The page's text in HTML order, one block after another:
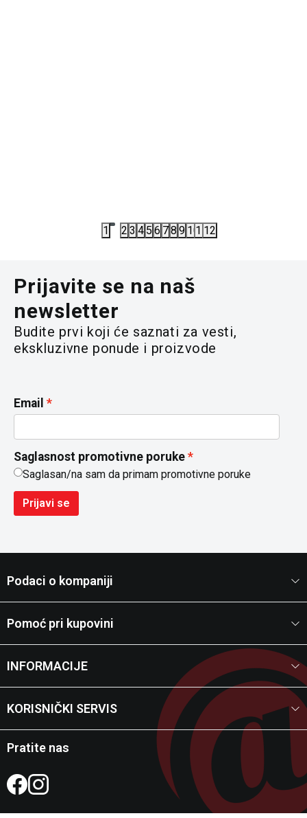
1 2 3 4 5 6 78 9 101112
Prijavite se na naš
newsletter
Budite prvi koji će saznati za vesti,
ekskluzivne ponude i proizvode
Email
Saglasnost promotivne poruke
Saglasan/na sam da primam promotivne poruke
Prijavi se
Podaci o kompaniji
Pomoć pri kupovini
INFORMACIJE
KORISNIČKI SERVIS
Pratite nas